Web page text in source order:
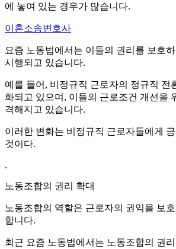
에 놓여 있는 경우가 많습니다.
이혼소송변호사
요즘 노동법에서는 이들의 권리를 보호
시행되고 있습니다.
예를 들어, 비정규직 근로자의 정규직 전
화되고 있으며, 이들의 근로조건 개선을
격해지고 있습니다.
이러한 변화는 비정규직 근로자들에게
것이다.
.
노동조합의 권리 확대
노동조합의 역할은 근로자의 권익을 보
합니다.
최근 요즘 노동법에서는 노동조합의 권